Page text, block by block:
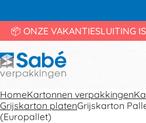
📦 ONZE VAKANTIESLUITING
HomeKartonnen verpakkingen
Grijskarton platenGrijskarton
(Europallet)